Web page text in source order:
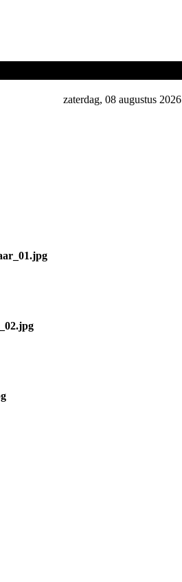
zaterdag, 08 augustus 2026